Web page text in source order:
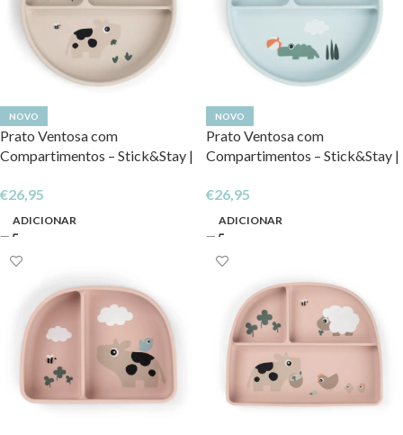
NOVO
Prato Ventosa com
Compartimentos – Stick&Stay |
€26,95
ADICIONAR
NOVO
Prato Ventosa com
Compartimentos – Stick&Stay |
€26,95
ADICIONAR